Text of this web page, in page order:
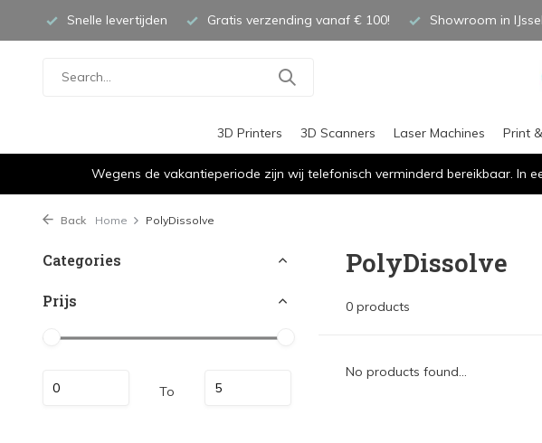
Snelle levertijden Gratis verzending vanaf € 100! Showroom in
3D Printers 3D Scanners Laser Machines Print
Wegens de vakantieperiode zijn wij telefonisch verminderd bereikbaar. In
Back Home PolyDissolve
Categories
Prijs
To
PolyDissolve
0 products
No products found...